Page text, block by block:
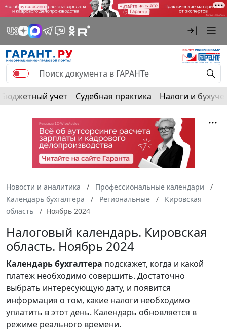
Бюджетный учет Судебная практика Налоги и
Новости и аналитика
Профессиональные календари
Календарь бухгалтера
Региональные
Кировская
область
Ноябрь 2024
Налоговый календарь. Кировская
область. Ноябрь 2024
Календарьбухгалтера подскажет, когда и какой
платеж необходимо совершить. Достаточно
выбрать интересующую дату, и появится
информация о том, какие налоги необходимо
уплатить в этот день. Календарь обновляется в
режиме реального времени.